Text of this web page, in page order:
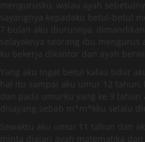
mengurusku, walau ayah
sayangnya kepadaku betul-betul
7 bulan aku diurusnya,
selayaknya seorang ibu
ku bekerja dikantor dan ayah
Yang aku ingat betul kalau tidur
hal itu sampai aku umur 12 tahun,
dan pada umurku yang ke 9 tahun
disayang sebab m*m*kku selalu
Sewaktu aku umur 11 tahun dan
minta diajari ayah matematika dan